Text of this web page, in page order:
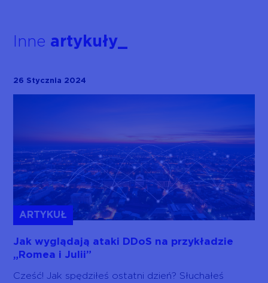
Inne artykuły_
26 Stycznia 2024
ARTYKUŁ
Jak wyglądają ataki DDoS na przykładzie
„Romea i Julii”
Cześć! Jak spędziłeś ostatni dzień? Słuchałeś